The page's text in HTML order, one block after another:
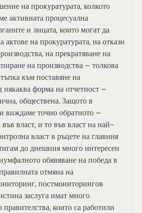
на прокуратурата, колкото
активната процесуална
и лицата, които могат да
актове на прокуратурата, на откази
на прекратяване на
на производства – толкова
към поставяне на
някаква форма на отчетност –
обществена. Защото в
виждаме точно обратното –
власт, и то във власт на най-
власт в ръцете на главния
до днешния много интересен
обявяване на победа в
отмяна на
постмониторингов
заслуга имат много
които са работили